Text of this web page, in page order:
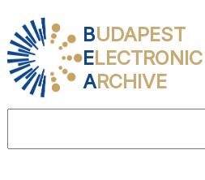
BUDAPEST
ELECTRONIC
ARCHIVE